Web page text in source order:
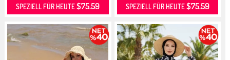
SPEZIELL FÜR HEUTE$75.59 SPEZIELL FÜR HEUTE$75.59